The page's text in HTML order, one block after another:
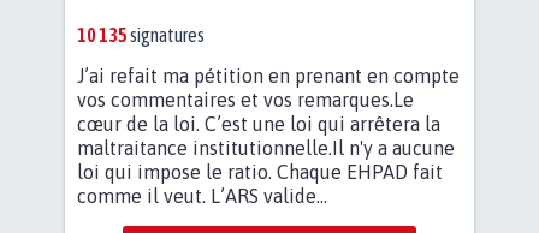
10 135signatures
J’ai refait ma pétition en prenant en compte
vos commentaires et vos remarques.Le
cœur de la loi. C’est une loi qui arrêtera la
maltraitance institutionnelle.Il n'y a aucune
loi qui impose le ratio. Chaque EHPAD fait
comme il veut. L’ARS valide...